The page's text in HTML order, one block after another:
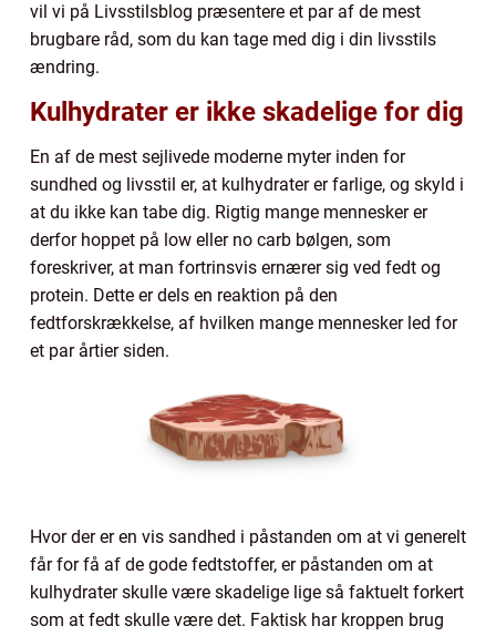
vil vi på Livsstilsblog præsentere et par af de mest
brugbare råd, som du kan tage med dig i din livsstils
ændring.
Kulhydrater er ikke skadelige for dig
En af de mest sejlivede moderne myter inden for
sundhed og livsstil er, at kulhydrater er farlige, og skyld i
at du ikke kan tabe dig. Rigtig mange mennesker er
derfor hoppet på low eller no carb bølgen, som
foreskriver, at man fortrinsvis ernærer sig ved fedt og
protein. Dette er dels en reaktion på den
fedtforskrækkelse, af hvilken mange mennesker led for
et par årtier siden.
Hvor der er en vis sandhed i påstanden om at vi generelt
får for få af de gode fedtstoffer, er påstanden om at
kulhydrater skulle være skadelige lige så faktuelt forkert
som at fedt skulle være det. Faktisk har kroppen brug